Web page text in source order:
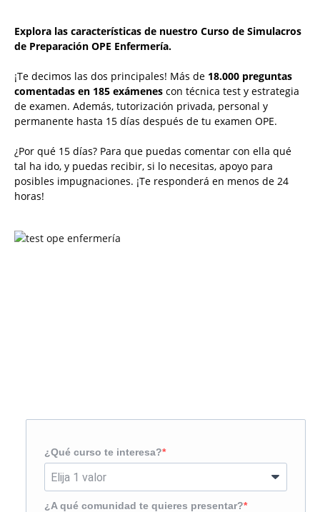
Explora las características de nuestro Curso de Simulacros
de Preparación OPE Enfermería.
¡Te decimos las dos principales! Más de 18.000 preguntas
comentadas en 185 exámenes con técnica test y estrategia
de examen. Además, tutorización privada, personal y
permanente hasta 15 días después de tu examen OPE.
¿Por qué 15 días? Para que puedas comentar con ella qué
tal ha ido, y puedas recibir, si lo necesitas, apoyo para
posibles impugnaciones. ¡Te responderá en menos de 24
horas!
¿Qué curso te interesa?
¿A qué comunidad te quieres presentar?